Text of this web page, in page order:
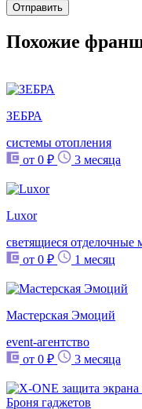
Отправить
Похожие
ЗЕБРА
системы отопления
от 0 ₽
3 месяца
Luxor
светящиеся отделочные
от 0 ₽
1 месяц
Мастерская Эмоций
event-агентство
от 0 ₽
3 месяца